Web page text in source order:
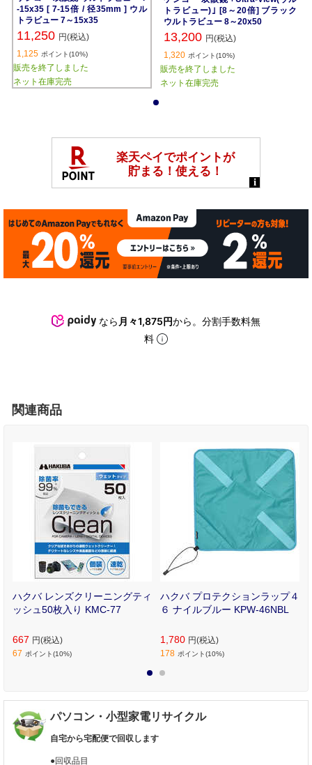
-15x35 [ 7-15倍 / 径35mm ] ウル
トラビュー 7～15x35
11,250 円(税込)
1,125 ポイント(10%)
販売を終了しました
ネット在庫完売
トラビュー)｣ [8～20倍] ブラック
ウルトラビュー 8～20x50
13,200 円(税込)
1,320 ポイント(10%)
販売を終了しました
ネット在庫完売
なら 月々1,875円から。分割手数料無
料
関連商品
ハクバ レンズクリーニングティ
ッシュ50枚入り KMC-77
667 円(税込)
67 ポイント(10%)
ハクバ プロテクションラップ４
６ ナイルブルー KPW-46NBL
1,780 円(税込)
178 ポイント(10%)
パソコン・小型家電リサイクル
自宅から宅配便で回収します
●回収品目